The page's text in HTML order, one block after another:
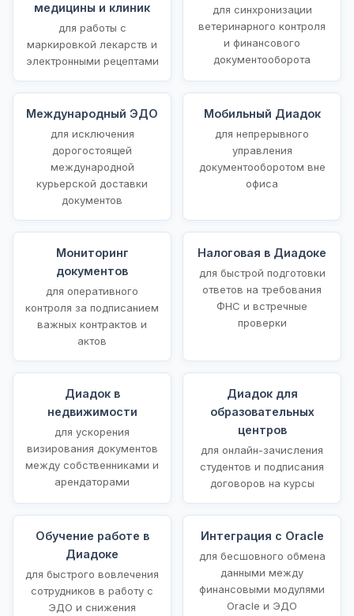
медицины и клиник
для работы с
маркировкой лекарств и
электронными рецептами
для синхронизации
ветеринарного контроля
и финансового
документооборота
Международный ЭДО
для исключения
дорогостоящей
международной
курьерской доставки
документов
Мобильный Диадок
для непрерывного
управления
документооборотом вне
офиса
Мониторинг
документов
для оперативного
контроля за подписанием
важных контрактов и
актов
Налоговая в Диадоке
для быстрой подготовки
ответов на требования
ФНС и встречные
проверки
Диадок в
недвижимости
для ускорения
визирования документов
между собственниками и
арендаторами
Диадок для
образовательных
центров
для онлайн-зачисления
студентов и подписания
договоров на курсы
Обучение работе в
Диадоке
для быстрого вовлечения
сотрудников в работу с
ЭДО и снижения
Интеграция с Oracle
для бесшовного обмена
данными между
финансовыми модулями
Oracle и ЭДО